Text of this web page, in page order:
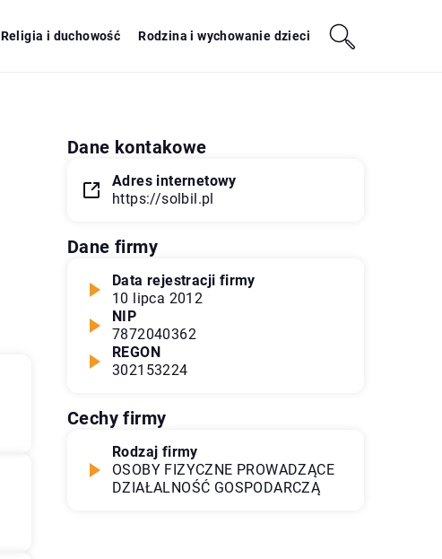
Religia i duchowość Rodzina i wychowanie dzieci
Dane kontakowe
Adres internetowy
https://solbil.pl
Dane firmy
Data rejestracji firmy
10 lipca 2012
NIP
7872040362
REGON
302153224
Cechy firmy
Rodzaj firmy
OSOBY FIZYCZNE PROWADZĄCE
DZIAŁALNOŚĆ GOSPODARCZĄ